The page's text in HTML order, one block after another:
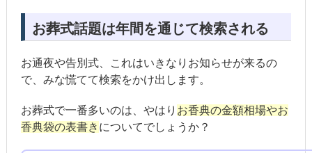
お葬式話題は年間を通じて検索される
お通夜や告別式、これはいきなりお知らせが来るの
で、みな慌てて検索をかけ出します。
お葬式で一番多いのは、やはり お香典の金額相場やお
香典袋の表書き についてでしょうか？